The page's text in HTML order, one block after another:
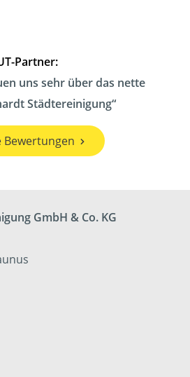
Partner:
uns sehr über das nette
Städtereinigung
Bewertungen
GmbH & Co. KG